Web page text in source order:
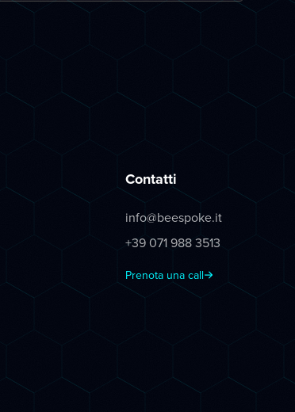
Contatti
info@beespoke.it
+39 071 988 3513
Prenota una call